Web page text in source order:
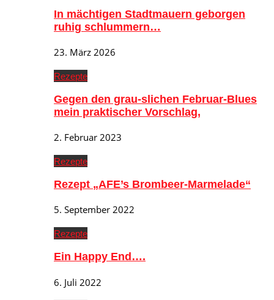
In mächtigen Stadtmauern geborgen
ruhig schlummern…
23. März 2026
Rezepte
Gegen den grau-slichen Februar-Blues
mein praktischer Vorschlag,
2. Februar 2023
Rezepte
Rezept „AFE’s Brombeer-Marmelade“
5. September 2022
Rezepte
Ein Happy End….
6. Juli 2022